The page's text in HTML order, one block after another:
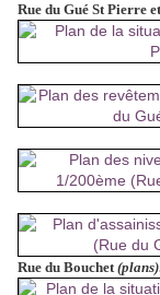
Rue du Gué St Pierre
Rue du Bouchet(plans)